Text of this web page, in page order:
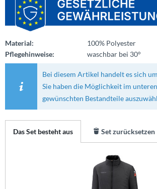
Material:
100% Polyester
Pflegehinweise:
waschbar bei 30°
Bei diesem Artikel handelt es sich
Sie haben die Möglichkeit im
gewünschten Bestandteile
Das Set besteht aus Set zurücksetzen